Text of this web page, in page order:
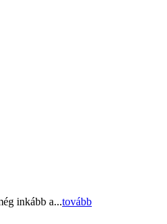
inkább a...tovább